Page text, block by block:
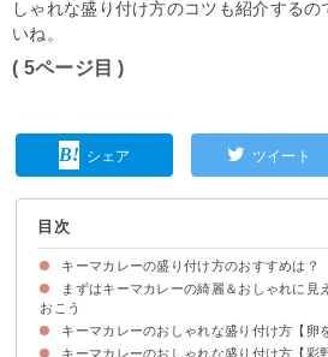
しゃれな盛り付け方のコツも紹介するの
いね。
( 5ページ目 )
シェア ツイート
目次
キーマカレーの盛り付け方のおすすめは？
まずはキーマカレーの綺麗＆おしゃれに見
おこう
①高さを出し立体感を出す
②彩りの良いトッピングを選ぶ
③シンプルな色の皿を使う
キーマカレーのおしゃれな盛り付け方【卵
①目玉焼き乗せキーマカレー
②豆沢山のキーマカレー
③半熟卵乗せキーマカレー
④温泉卵トッピングのキーマカレー
⑤ゆで卵と本格スパイスのキーマカレー
⑥ミックスベジタブルのキーマカレー
キーマカレーのおしゃれな盛り付け方【彩